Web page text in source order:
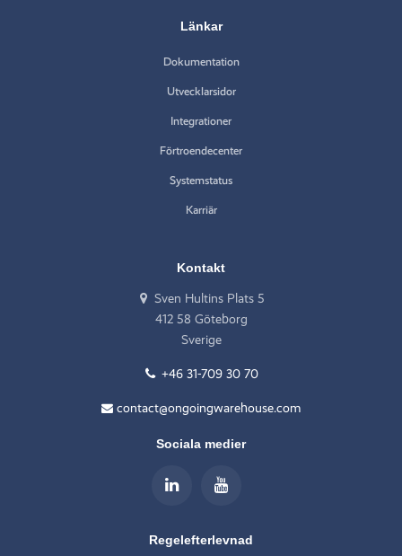
Länkar
Dokumentation
Utvecklarsidor
Integrationer
Förtroendecenter
Systemstatus
Karriär
Kontakt
Sven Hultins Plats 5
412 58 Göteborg
Sverige
+46 31-709 30 70
contact@ongoingwarehouse.com
Sociala medier
Regelefterlevnad